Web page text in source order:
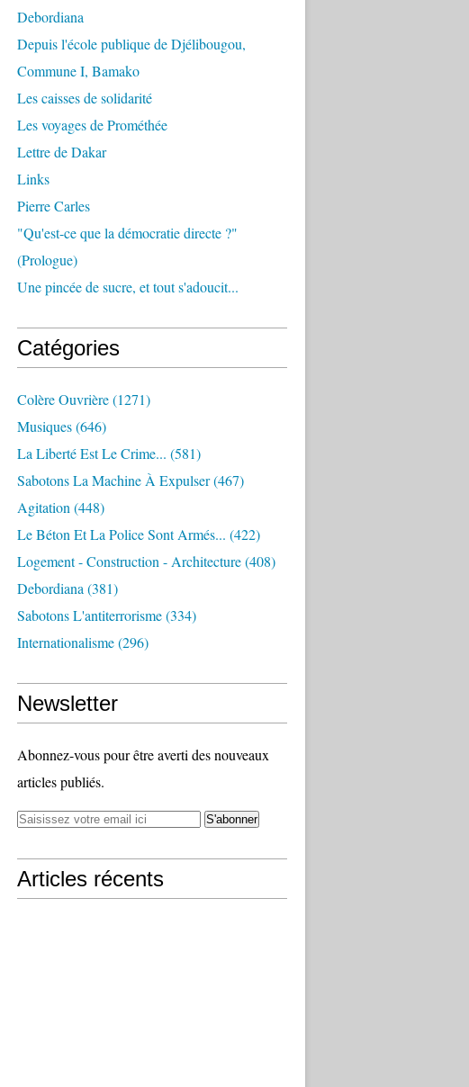
Debordiana
Depuis l'école publique de Djélibougou,
Commune I, Bamako
Les caisses de solidarité
Les voyages de Prométhée
Lettre de Dakar
Links
Pierre Carles
"Qu'est-ce que la démocratie directe ?"
(Prologue)
Une pincée de sucre, et tout s'adoucit...
Catégories
Colère Ouvrière(1271)
Musiques(646)
La Liberté Est Le Crime... (581)
Sabotons La Machine À Expulser(467)
Agitation (448)
Le Béton Et La Police Sont Armés... (422)
Logement - Construction - Architecture(408)
Debordiana (381)
Sabotons L'antiterrorisme(334)
Internationalisme(296)
Newsletter
Abonnez-vous pour être averti des nouveaux
articles publiés.
Articles récents